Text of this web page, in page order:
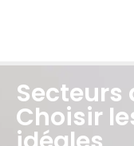
Secteurs
Choisir